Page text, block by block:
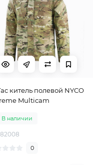
китель полевой NYCO
Multicam
В наличии
0